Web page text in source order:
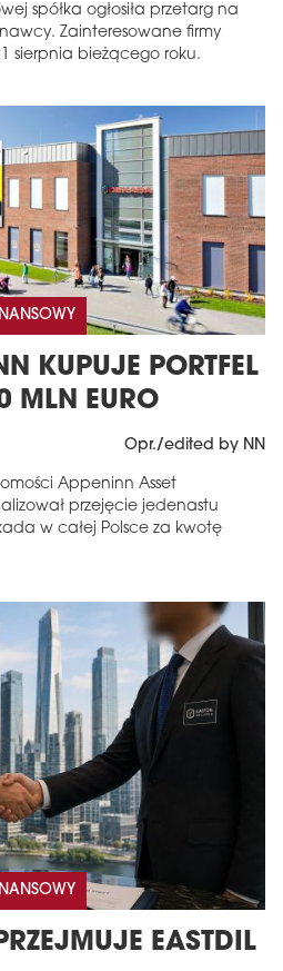
spółka ogłosiła przetarg na
Zainteresowane firmy
sierpnia bieżącego roku.
KUPUJE PORTFEL
MLN EURO
Opr./edited by NN
Appeninn Asset
przejęcie jedenastu
w całej Polsce za kwotę
EASTDIL